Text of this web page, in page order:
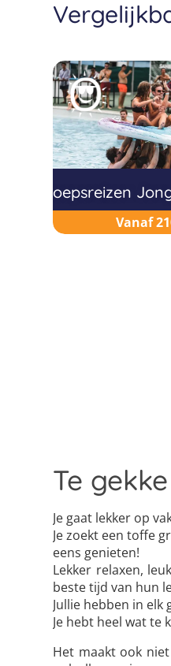
Groepsreizen
Vanaf
Te
Je gaat lekker op
Je zoekt een toffe
eens genieten!
Lekker relaxen,
beste tijd van hun
Jullie hebben in
Je hebt heel wat te
Het maakt ook